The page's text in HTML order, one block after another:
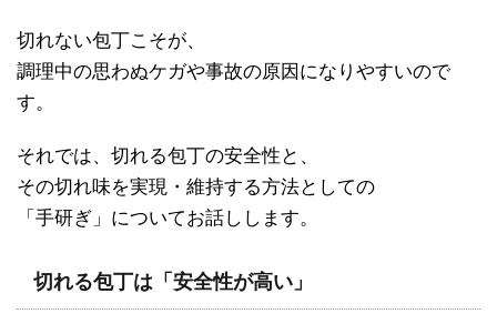
切れない包丁こそが、
調理中の思わぬケガや事故の原因になりやすいので
す。
それでは、切れる包丁の安全性と、
その切れ味を実現・維持する方法としての
「手研ぎ」についてお話しします。
切れる包丁は「安全性が高い」